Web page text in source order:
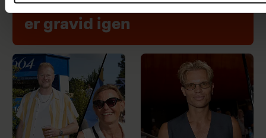
Se billedet: Mette Sommer
er gravid igen